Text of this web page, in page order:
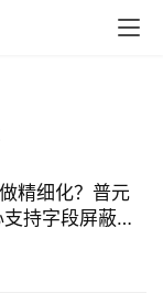
精细化？普元
持字段屏蔽